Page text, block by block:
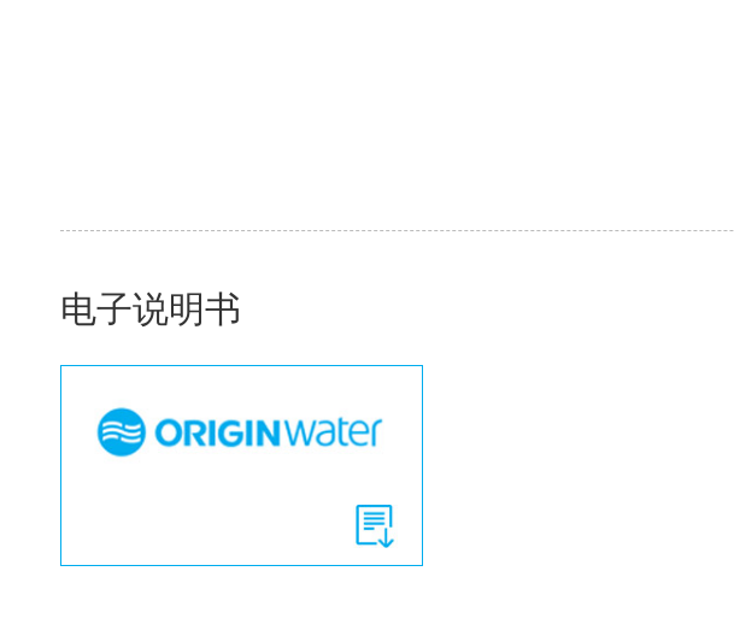
电子说明书